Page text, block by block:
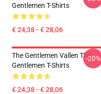
Gentlemen T-Shirts
€ 24,38 - € 28,06
The Gentlemen Vallen The
Gentlemen T-Shirts
€ 24,38 - € 28,06
-20%